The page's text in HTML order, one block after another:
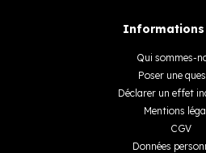
Informations
Qui sommes-
Poser une
Déclarer un effet
Mentions
CGV
Données